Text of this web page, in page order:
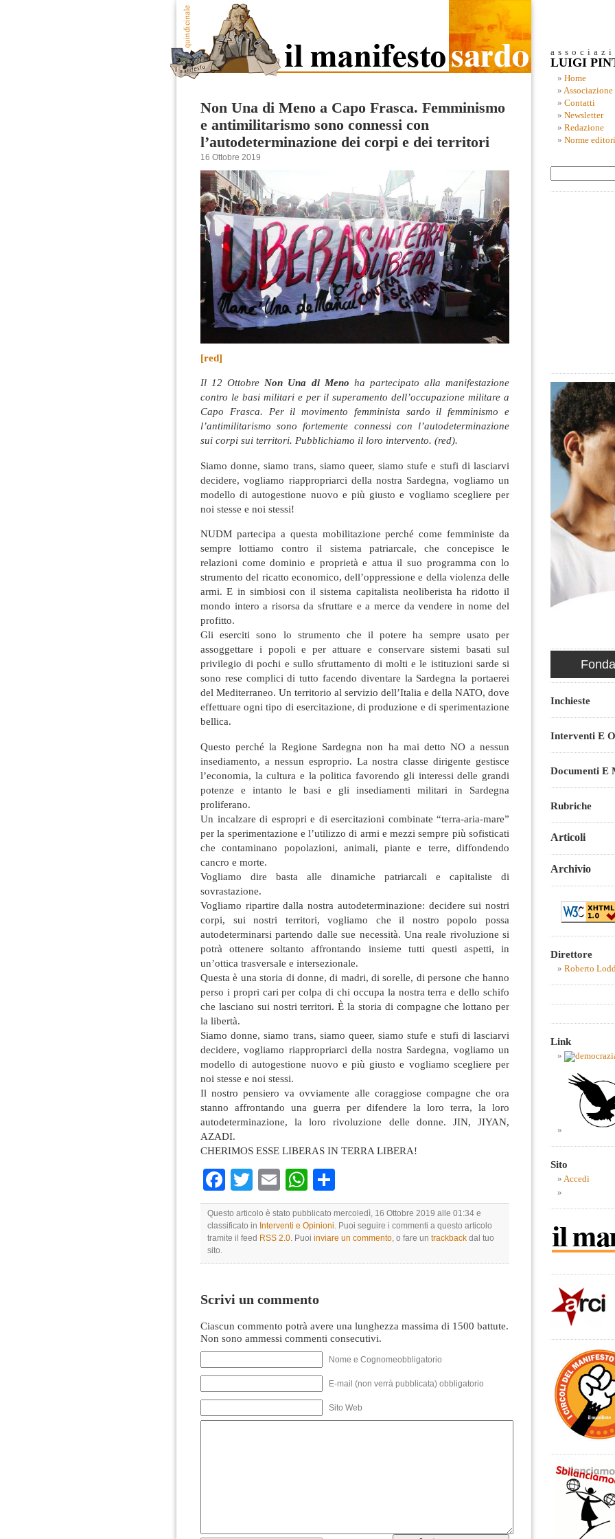
Non Una di Meno a Capo Frasca. Femminismo
e antimilitarismo sono connessi con
l’autodeterminazione dei corpi e dei territori
16 Ottobre 2019
[red]
Il 12 OttobreNon Una di Meno ha partecipato alla manifestazione
contro le basi militari e per il superamento dell’occupazione militare a
Capo Frasca. Per il movimento femminista sardo il femminismo e
l’antimilitarismo sono fortemente connessi con l’autodeterminazione
sui corpi sui territori. Pubblichiamo il loro intervento. (red).
Siamo donne, siamo trans, siamo queer, siamo stufe e stufi di lasciarvi
decidere, vogliamo riappropriarci della nostra Sardegna, vogliamo un
modello di autogestione nuovo e più giusto e vogliamo scegliere per
noi stesse e noi stessi!
NUDM partecipa a questa mobilitazione perché come femministe da
sempre lottiamo contro il sistema patriarcale, che concepisce le
relazioni come dominio e proprietà e attua il suo programma con lo
strumento del ricatto economico, dell’oppressione e della violenza delle
armi. E in simbiosi con il sistema capitalista neoliberista ha ridotto il
mondo intero a risorsa da sfruttare e a merce da vendere in nome del
profitto.
Gli eserciti sono lo strumento che il potere ha sempre usato per
assoggettare i popoli e per attuare e conservare sistemi basati sul
privilegio di pochi e sullo sfruttamento di molti e le istituzioni sarde si
sono rese complici di tutto facendo diventare la Sardegna la portaerei
del Mediterraneo. Un territorio al servizio dell’Italia e della NATO, dove
effettuare ogni tipo di esercitazione, di produzione e di sperimentazione
bellica.
Questo perché la Regione Sardegna non ha mai detto NO a nessun
insediamento, a nessun esproprio. La nostra classe dirigente gestisce
l’economia, la cultura e la politica favorendo gli interessi delle grandi
potenze e intanto le basi e gli insediamenti militari in Sardegna
proliferano.
Un incalzare di espropri e di esercitazioni combinate “terra-aria-mare”
per la sperimentazione e l’utilizzo di armi e mezzi sempre più sofisticati
che contaminano popolazioni, animali, piante e terre, diffondendo
cancro e morte.
Vogliamo dire basta alle dinamiche patriarcali e capitaliste di
sovrastazione.
Vogliamo ripartire dalla nostra autodeterminazione: decidere sui nostri
corpi, sui nostri territori, vogliamo che il nostro popolo possa
autodeterminarsi partendo dalle sue necessità. Una reale rivoluzione si
potrà ottenere soltanto affrontando insieme tutti questi aspetti, in
un’ottica trasversale e intersezionale.
Questa è una storia di donne, di madri, di sorelle, di persone che hanno
perso i propri cari per colpa di chi occupa la nostra terra e dello schifo
che lasciano sui nostri territori. È la storia di compagne che lottano per
la libertà.
Siamo donne, siamo trans, siamo queer, siamo stufe e stufi di lasciarvi
decidere, vogliamo riappropriarci della nostra Sardegna, vogliamo un
modello di autogestione nuovo e più giusto e vogliamo scegliere per
noi stesse e noi stessi.
Il nostro pensiero va ovviamente alle coraggiose compagne che ora
stanno affrontando una guerra per difendere la loro terra, la loro
autodeterminazione, la loro rivoluzione delle donne. JIN, JIYAN,
AZADI.
CHERIMOS ESSE LIBERAS IN TERRA LIBERA!
Facebook
TwitterEmailWhatsApp
Questo articolo è stato pubblicato mercoledì, 16 Ottobre 2019 alle 01:34 e
classificato in Interventi e Opinioni . Puoi seguire i commenti a questo articolo
tramite il feed RSS 2.0 . Puoi inviare un commento , o fare un trackback dal tuo
sito.
Scrivi un commento
Ciascun commento potrà avere una lunghezza massima di 1500 battute.
Non sono ammessi commenti consecutivi.
Nome e Cognomeobbligatorio
E-mail (non verrà pubblicata) obbligatorio
Sito Web
LUIGI
Home
Associazione
Contatti
Newsletter
Redazione
Norme
Inchieste
Interventi E
Documenti E
Rubriche
Articoli
Archivio
Direttore
Roberto
Link
Sito
Accedi